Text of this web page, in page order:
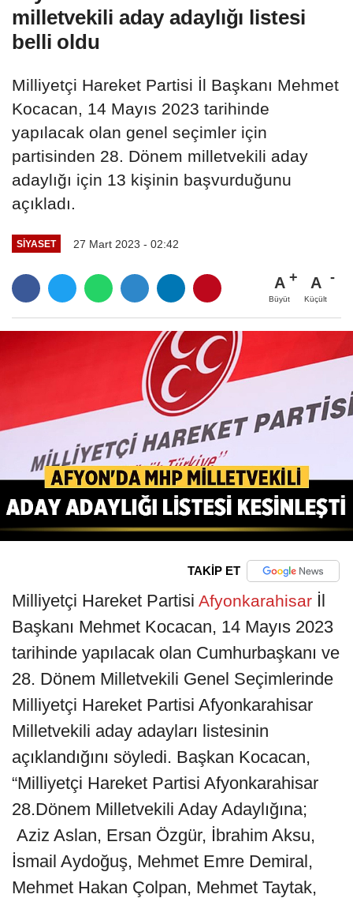
milletvekili aday adaylığı listesi
belli oldu
Milliyetçi Hareket Partisi İl Başkanı Mehmet
Kocacan, 14 Mayıs 2023 tarihinde
yapılacak olan genel seçimler için
partisinden 28. Dönem milletvekili aday
adaylığı için 13 kişinin başvurduğunu
açıkladı.
SIYASET 27 Mart 2023 - 02:42
A
Büyüt
A
Küçült
TAKİP ET
Milliyetçi Hareket Partisi Afyonkarahisar İl
Başkanı Mehmet Kocacan, 14 Mayıs 2023
tarihinde yapılacak olan Cumhurbaşkanı ve
28. Dönem Milletvekili Genel Seçimlerinde
Milliyetçi Hareket Partisi Afyonkarahisar
Milletvekili aday adayları listesinin
açıklandığını söyledi. Başkan Kocacan,
“Milliyetçi Hareket Partisi Afyonkarahisar
28.Dönem Milletvekili Aday Adaylığına;
Aziz Aslan, Ersan Özgür, İbrahim Aksu,
İsmail Aydoğuş, Mehmet Emre Demiral,
Mehmet Hakan Çolpan, Mehmet Taytak,